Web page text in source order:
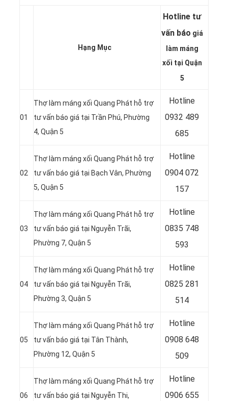
Hạng Mục
Hotline tư
vấn báo giá
làm máng
xối tại Quận
5
01
Thợ làm máng xối Quang Phát hỗ trợ
tư vấn báo giá tại Trần Phú, Phường
4, Quận 5
Hotline
0932 489
685
02
Thợ làm máng xối Quang Phát hỗ trợ
tư vấn báo giá tại Bạch Vân, Phường
5, Quận 5
Hotline
0904 072
157
03
Thợ làm máng xối Quang Phát hỗ trợ
tư vấn báo giá tại Nguyễn Trãi,
Phường 7, Quận 5
Hotline
0835 748
593
04
Thợ làm máng xối Quang Phát hỗ trợ
tư vấn báo giá tại Nguyễn Trãi,
Phường 3, Quận 5
Hotline
0825 281
514
05
Thợ làm máng xối Quang Phát hỗ trợ
tư vấn báo giá tại Tân Thành,
Phường 12, Quận 5
Hotline
0908 648
509
06
Thợ làm máng xối Quang Phát hỗ trợ
tư vấn báo giá tại Nguyễn Thi,
Hotline
0906 655